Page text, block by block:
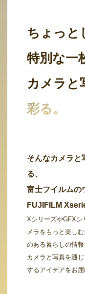
ちょっと
特別な一
カメラと
彩る。
そんなカメラと
る、
富士フイルムの
FUJIFILM
XシリーズやGFXシ
メラをもっと楽し
のある暮らしの情報
カメラと写真を通
するアイデアをお届